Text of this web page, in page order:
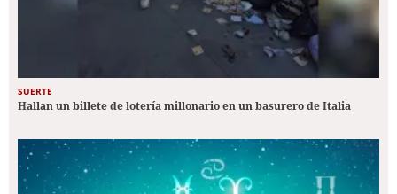
SUERTE
Hallan un billete de lotería millonario en un basurero de Italia